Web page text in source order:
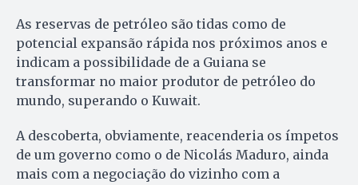
As reservas de petróleo são tidas como de
potencial expansão rápida nos próximos anos e
indicam a possibilidade de a Guiana se
transformar no maior produtor de petróleo do
mundo, superando o Kuwait.
A descoberta, obviamente, reacenderia os ímpetos
de um governo como o de Nicolás Maduro, ainda
mais com a negociação do vizinho com a